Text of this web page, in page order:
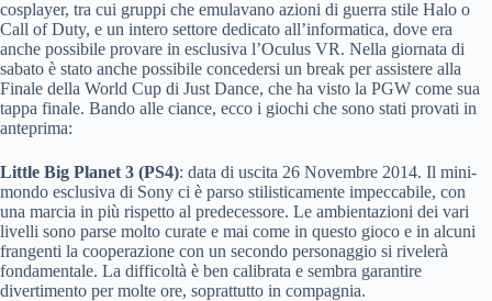
cosplayer, tra cui gruppi che emulavano azioni di guerra stile Halo o
Call of Duty, e un intero settore dedicato all’informatica, dove era
anche possibile provare in esclusiva l’Oculus VR. Nella giornata di
sabato è stato anche possibile concedersi un break per assistere alla
Finale della World Cup di Just Dance, che ha visto la PGW come sua
tappa finale. Bando alle ciance, ecco i giochi che sono stati provati in
anteprima:
Little Big Planet 3 (PS4): data di uscita 26 Novembre 2014. Il mini-
mondo esclusiva di Sony ci è parso stilisticamente impeccabile, con
una marcia in più rispetto al predecessore. Le ambientazioni dei vari
livelli sono parse molto curate e mai come in questo gioco e in alcuni
frangenti la cooperazione con un secondo personaggio si rivelerà
fondamentale. La difficoltà è ben calibrata e sembra garantire
divertimento per molte ore, soprattutto in compagnia.